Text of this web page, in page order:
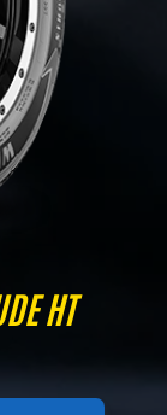
HT